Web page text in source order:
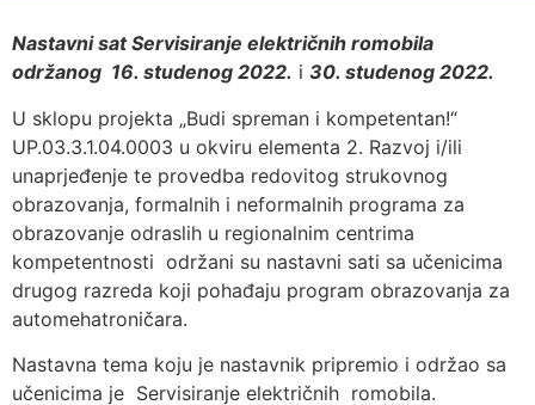
Nastavni sat Servisiranje električnih romobila
održanog 16. studenog 2022. i 30. studenog 2022.
U sklopu projekta „Budi spreman i kompetentan!“
UP.03.3.1.04.0003 u okviru elementa 2. Razvoj i/ili
unaprjeđenje te provedba redovitog strukovnog
obrazovanja, formalnih i neformalnih programa za
obrazovanje odraslih u regionalnim centrima
kompetentnosti održani su nastavni sati sa učenicima
drugog razreda koji pohađaju program obrazovanja za
automehatroničara.
Nastavna tema koju je nastavnik pripremio i održao sa
učenicima je Servisiranje električnih romobila.